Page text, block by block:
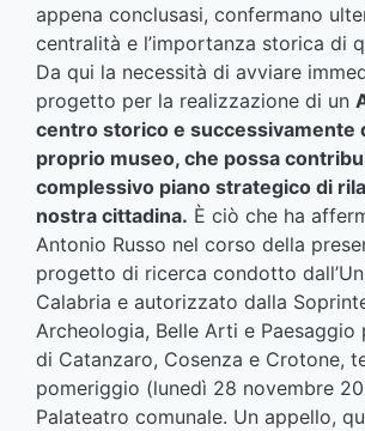
appena conclusasi, confermano
centralità e l’importanza storica di
Da qui la necessità di avviare
progetto per la realizzazione di un
centro storico e successivamente
proprio museo, che possa
complessivo piano strategico di
nostra cittadina. È ciò che ha
Antonio Russo nel corso della
progetto di ricerca condotto
Calabria e autorizzato dalla
Archeologia, Belle Arti e
di Catanzaro, Cosenza e Crotone,
pomeriggio (lunedì 28 novembre
Palateatro comunale. Un appello,